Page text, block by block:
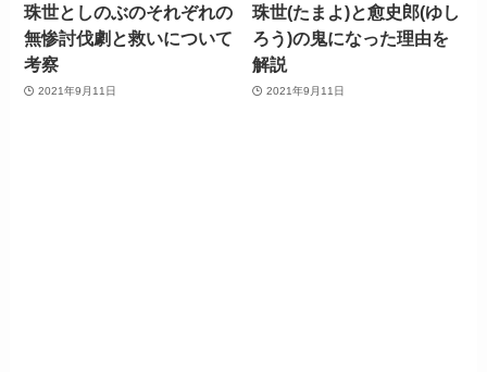
珠世としのぶのそれぞれの
無惨討伐劇と救いについて
考察
2021年9月11日
珠世(たまよ)と愈史郎(ゆし
ろう)の鬼になった理由を
解説
2021年9月11日